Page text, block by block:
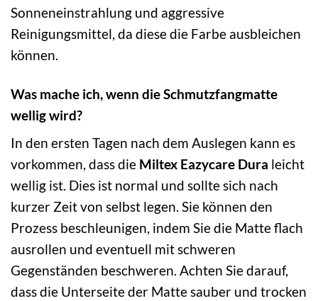
Sonneneinstrahlung und aggressive
Reinigungsmittel, da diese die Farbe ausbleichen
können.
Was mache ich, wenn die Schmutzfangmatte
wellig wird?
In den ersten Tagen nach dem Auslegen kann es
vorkommen, dass die Miltex Eazycare Dura leicht
wellig ist. Dies ist normal und sollte sich nach
kurzer Zeit von selbst legen. Sie können den
Prozess beschleunigen, indem Sie die Matte flach
ausrollen und eventuell mit schweren
Gegenständen beschweren. Achten Sie darauf,
dass die Unterseite der Matte sauber und trocken